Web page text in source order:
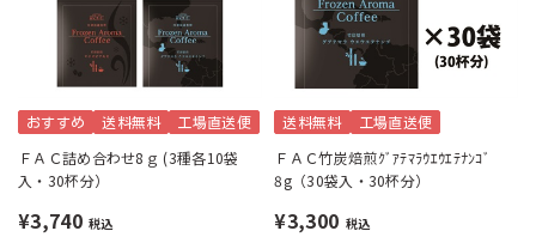
おすすめ 送料無料 工場直送便
ＦＡＣ詰め合わせ8ｇ (3種各10袋
入・30杯分）
¥3,740 税込
送料無料 工場直送便
ＦＡＣ竹炭焙煎ｸﾞｱﾃﾏﾗｳｴｳｴﾃﾅﾝｺﾞ
8g（30袋入・30杯分）
¥3,300 税込